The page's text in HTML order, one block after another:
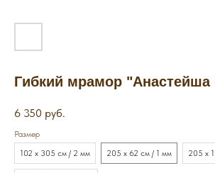
Гибкий мрамор "Анастейша
6 350 руб.
Размер
102 х 305 см / 2 мм
205 х 62 см / 1 мм 205 х